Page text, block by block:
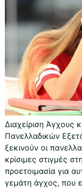
Διαχείριση Άγχους
Πανελλαδικών
ξεκινούν οι
κρίσιμες στιγμές
προετοιμασία για
γεμάτη άγχος, που